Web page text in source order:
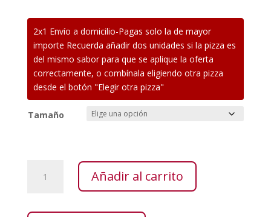
2x1 Envío a domicilio-Pagas solo la de mayor
importe Recuerda añadir dos unidades si la pizza es
del mismo sabor para que se aplique la oferta
correctamente, o combínala eligiendo otra pizza
desde el botón "Elegir otra pizza"
Tamaño
Añadir al carrito